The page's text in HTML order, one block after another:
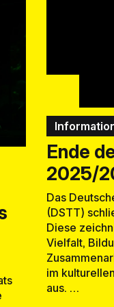
Ende
2025/
Das
(DSTT)
Diese
Vielfalt,
im
aus. …